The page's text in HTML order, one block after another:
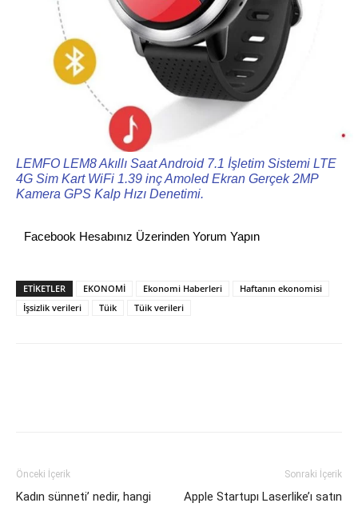
LEMFO LEM8 Akıllı Saat Android 7.1 İşletim Sistemi LTE
4G Sim Kart WiFi 1.39 inç Amoled Ekran Gerçek 2MP
Kamera GPS Kalp Hızı Denetimi.
Facebook Hesabınız Üzerinden Yorum Yapın
ETİKETLER EKONOMİ Ekonomi Haberleri
Haftanın ekonomisi
İşsizlik verileri
Tüik Tüik verileri
Önceki İçerik
Kadın sünneti’ nedir, hangi
Sonraki İçerik
Apple Startupı Laserlike’ı satın